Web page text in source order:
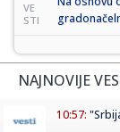
VE
STI
NAJNOVIJE
10:57: